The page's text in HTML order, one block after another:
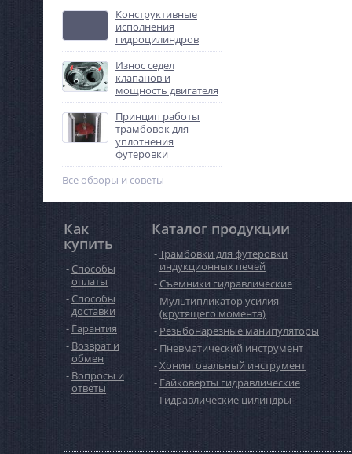
Конструктивные
исполнения
гидроцилиндров
Износ седел
клапанов и
мощность двигателя
Принцип работы
трамбовок для
уплотнения
футеровки
Все обзоры и советы
Как
купить
Способы
оплаты
Способы
доставки
Гарантия
Возврат и
обмен
Вопросы и
ответы
Каталог продукции
Трамбовки для футеровки
индукционных печей
Съемники гидравлические
Мультипликатор усилия
(крутящего момента)
Резьбонарезные манипуляторы
Пневматический инструмент
Хонинговальный инструмент
Гайковерты гидравлические
Гидравлические цилиндры